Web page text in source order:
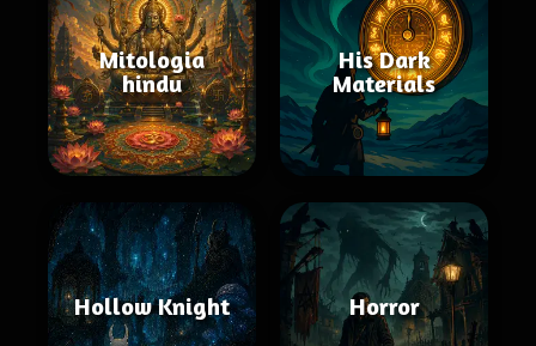
Mitologia
hindu
His Dark
Materials
Hollow Knight Horror